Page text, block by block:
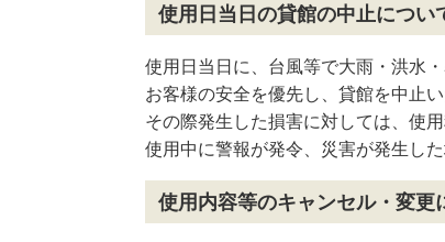
使用日当日の貸館の中止につい
使用日当日に、台風等で大雨・洪水
お客様の安全を優先し、貸館を中止い
その際発生した損害に対しては、使
使用中に警報が発令、災害が発生し
使用内容等のキャンセル・変更